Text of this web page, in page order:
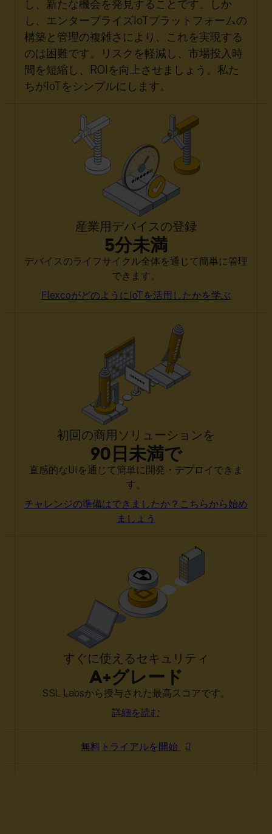
し、新たな機会を発見することです。しか
し、エンタープライズIoTプラットフォームの
構築と管理の複雑さにより、これを実現する
のは困難です。リスクを軽減し、市場投入時
間を短縮し、ROIを向上させましょう。私た
ちがIoTをシンプルにします。​
産業用デバイスの登録
5分未満
デバイスのライフサイクル全体を通じて簡単に管理
できます。
FlexcoがどのようにIoTを活用したかを学ぶ
初回の商用ソリューションを
90日未満で
直感的なUIを通じて簡単に開発・デプロイできま
す。
チャレンジの準備はできましたか？こちらから始め
ましょう
すぐに使えるセキュリティ
A+グレード
SSL Labsから授与された最高スコアです。
詳細を読む
無料トライアルを開始